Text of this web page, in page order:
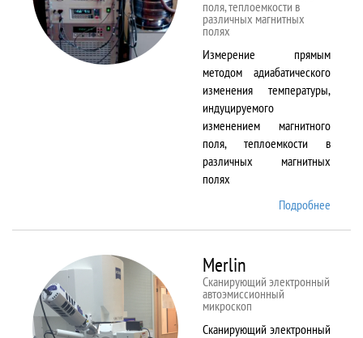
поля, теплоемкости в
различных магнитных
полях
Измерение прямым
методом адиабатического
изменения температуры,
индуцируемого
изменением магнитного
поля, теплоемкости в
различных магнитных
полях
Подробнее
Merlin
Сканирующий электронный
автоэмиссионный
микроскоп
Сканирующий электронный